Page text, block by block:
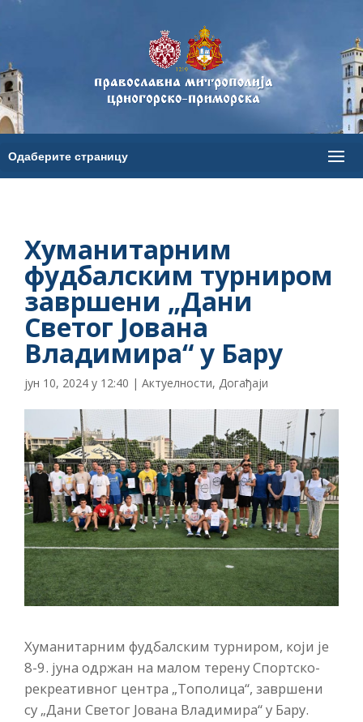
Хуманитарним
фудбалским турниром
завршени „Дани
Светог Јована
Владимира“ у Бару
јун 10, 2024 у 12:40 | Актуелности, Догађаји
Хуманитарним фудбалским турниром, који је
8-9. јуна одржан на малом терену Спортско-
рекреативног центра „Тополица“, завршени
су „Дани Светог Јована Владимира“ у Бару.